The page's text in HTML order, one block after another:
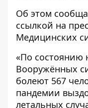
Об этом
ссылкой на
Медицинских
«По состоянию
Вооружённых
болеют 567
пандемии
летальных